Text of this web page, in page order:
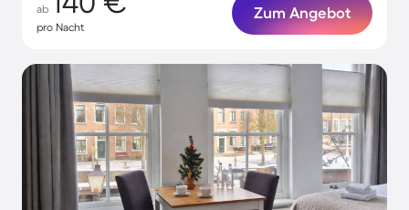
ab
pro Nacht
Zum Angebot